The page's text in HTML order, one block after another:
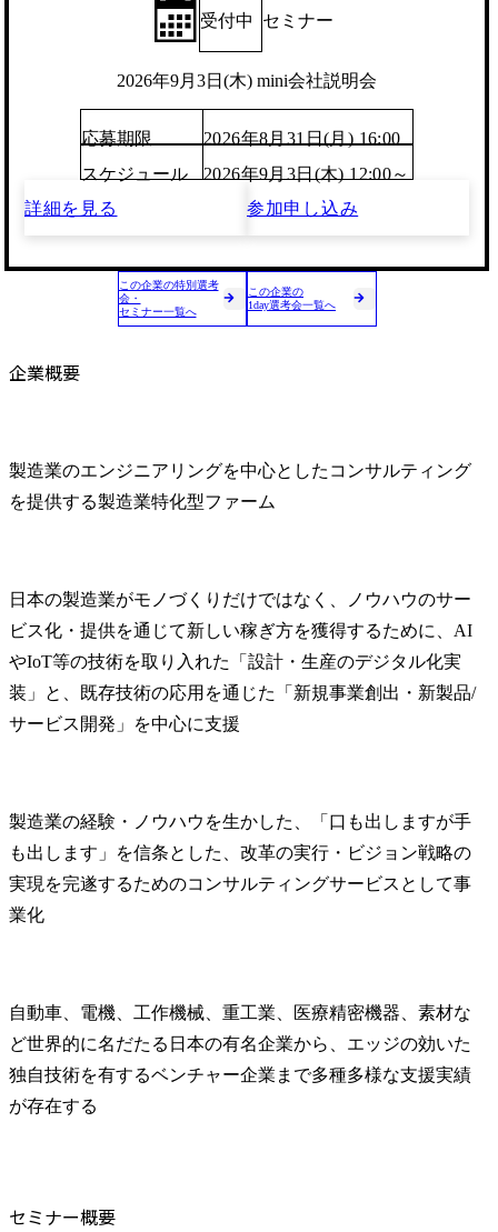
受付中 セミナー
2026年9月3日(木) mini会社説明会
応募期限
2026年8月31日(月) 16:00
スケジュール
2026年9月3日(木) 12:00～
詳細を見る
参加申し込み
この企業の特別選考
会・
セミナー一覧へ
この企業の
1day選考会一覧へ
企業概要
製造業のエンジニアリングを中心としたコンサルティング
を提供する製造業特化型ファーム
日本の製造業がモノづくりだけではなく、ノウハウのサー
ビス化・提供を通じて新しい稼ぎ方を獲得するために、AI
やIoT等の技術を取り入れた「設計・生産のデジタル化実
装」と、既存技術の応用を通じた「新規事業創出・新製品/
サービス開発」を中心に支援
製造業の経験・ノウハウを生かした、「口も出しますが手
も出します」を信条とした、改革の実行・ビジョン戦略の
実現を完遂するためのコンサルティングサービスとして事
業化
自動車、電機、工作機械、重工業、医療精密機器、素材な
ど世界的に名だたる日本の有名企業から、エッジの効いた
独自技術を有するベンチャー企業まで多種多様な支援実績
が存在する
セミナー概要